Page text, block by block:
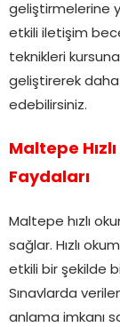
geliştirmelerine
etkili iletişim
teknikleri
geliştirerek
edebilirsiniz.
Maltepe
Faydaları
Maltepe hızlı
sağlar. Hızlı
etkili bir şekilde
Sınavlarda
anlama imkanı